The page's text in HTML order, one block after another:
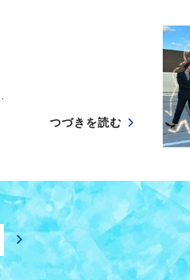
つづきを読む